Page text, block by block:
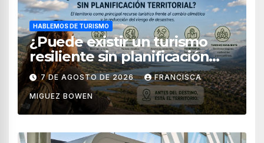
HABLEMOS DE TURISMO
¿Puede existir un turismo
resiliente sin planificación
territorial?
7 DE AGOSTO DE 2026 FRANCISCA
MIGUEZ BOWEN